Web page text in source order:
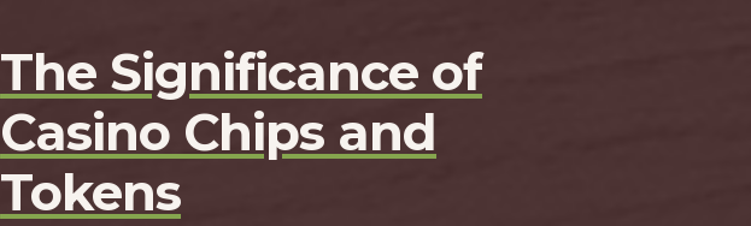
The Significance of
Casino Chips and
Tokens